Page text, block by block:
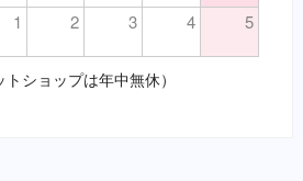
1 2 3 4 5
ショップは年中無休）